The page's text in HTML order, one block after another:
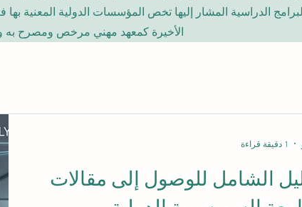
الأخيرة كمعهد مهني مرخص ومصرح به
الشامل للوصول إلى مقالات
1 دقيقة قراءة